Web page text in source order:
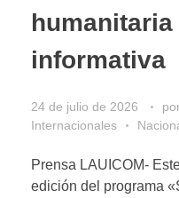
informativa
24 de julio de 2026
Internacionales
Prensa LAUICOM-
edición del programa